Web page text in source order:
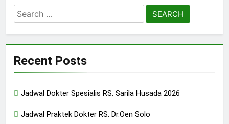
Search
for:
Recent Posts
Jadwal Dokter Spesialis RS. Sarila Husada 2026
Jadwal Praktek Dokter RS. Dr.Oen Solo